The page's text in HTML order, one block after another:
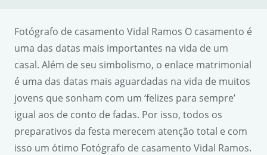
Fotógrafo de casamento Vidal Ramos O casamento é
uma das datas mais importantes na vida de um
casal. Além de seu simbolismo, o enlace matrimonial
é uma das datas mais aguardadas na vida de muitos
jovens que sonham com um ‘felizes para sempre’
igual aos de conto de fadas. Por isso, todos os
preparativos da festa merecem atenção total e com
isso um ótimo Fotógrafo de casamento Vidal Ramos.